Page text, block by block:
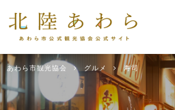
あわら市観光協会 グルメ 寿司